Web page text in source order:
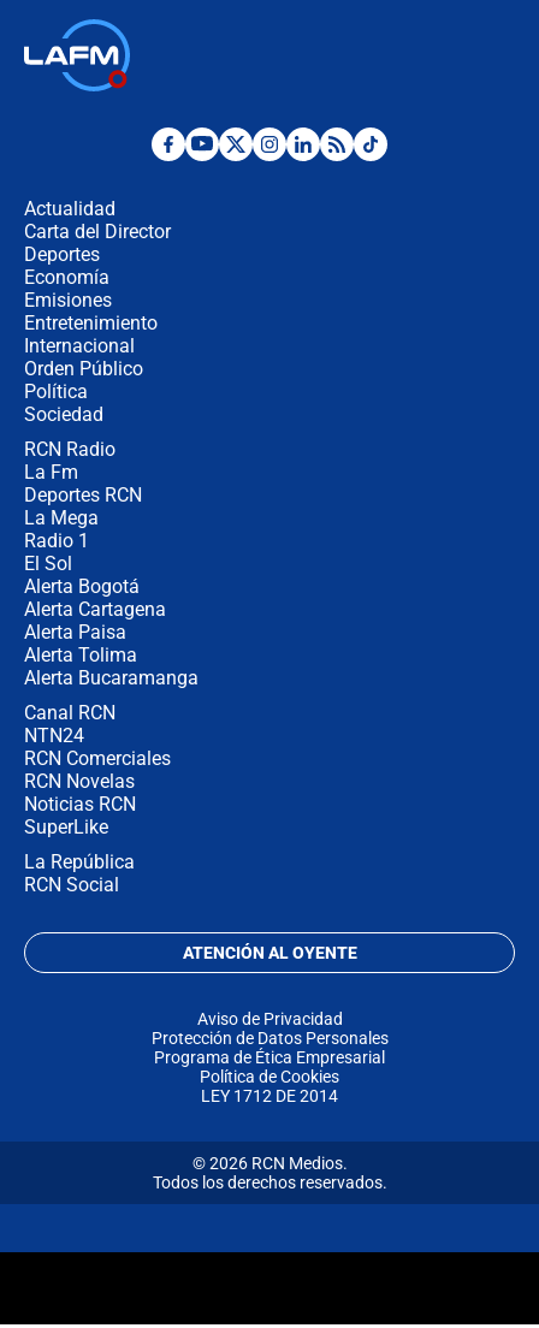
Desde dermatitis hasta infecciones:
Actualidad
Carta del Director
Deportes
Economía
Emisiones
Entretenimiento
Internacional
Orden Público
Política
Sociedad
RCN Radio
La Fm
Deportes RCN
La Mega
Radio 1
El Sol
Alerta Bogotá
Alerta Cartagena
Alerta Paisa
Alerta Tolima
Alerta Bucaramanga
Canal RCN
NTN24
RCN Comerciales
RCN Novelas
Noticias RCN
SuperLike
La República
RCN Social
ATENCIÓN AL OYENTE
Aviso de Privacidad
Protección de Datos Personales
Programa de Ética Empresarial
Política de Cookies
LEY 1712 DE 2014
© 2026 RCN Medios.
Todos los derechos reservados.